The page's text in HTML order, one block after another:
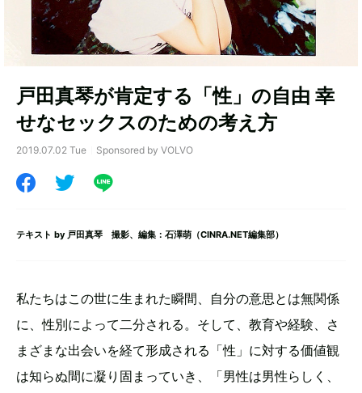
戸田真琴が肯定する「性」の自由 幸
せなセックスのための考え方
2019.07.02 Tue Sponsored by VOLVO
テキスト by 戸田真琴 撮影、編集：石澤萌（CINRA.NET編集部）
私たちはこの世に生まれた瞬間、自分の意思とは無関係
に、性別によって二分される。そして、教育や経験、さ
まざまな出会いを経て形成される「性」に対する価値観
は知らぬ間に凝り固まっていき、「男性は男性らしく、